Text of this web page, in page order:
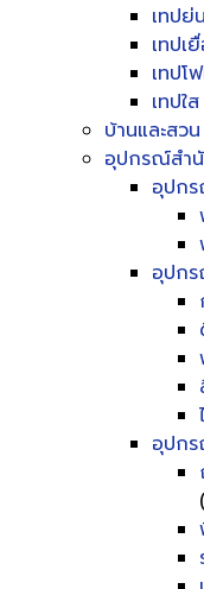
เทปย่น
เทปเ
เทปโ
เทปใ
บ้านและสวน
อุปกรณ์สำ
อุปก
อุปก
อุปก